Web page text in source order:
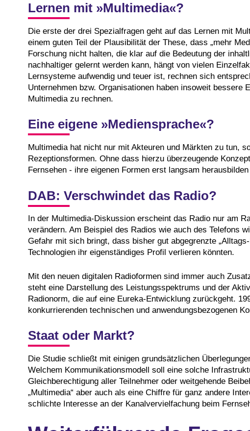
Lernen mit »Multimedia«?
Die erste der drei Spezialfragen geht auf das Lernen mit
einem guten Teil der Plausibilität der These, dass „mehr
Forschung nicht halten, die klar auf die Bedeutung der
nachhaltiger gelernt werden kann, hängt von vielen
Lernsysteme aufwendig und teuer ist, rechnen sich
Unternehmen bzw. Organisationen haben insoweit
Multimedia zu rechnen.
Eine eigene »Mediensprache«?
Multimedia hat nicht nur mit Akteuren und Märkten zu tun,
Rezeptionsformen. Ohne dass hierzu überzeugende
Fernsehen - ihre eigenen Formen erst langsam
DAB: Verschwindet das Radio?
In der Multimedia-Diskussion erscheint das Radio nur am
verändern. Am Beispiel des Radios wie auch des Telefons
Gefahr mit sich bringt, dass bisher gut abgegrenzte
Technologien ihr eigenständiges Profil verlieren könnten.
Mit den neuen digitalen Radioformen sind immer auch
steht eine Darstellung des Leistungsspektrums und der
Radionorm, die auf eine Eureka-Entwicklung zurückgeht.
konkurrierenden technischen und anwendungsbezogenen
Staat oder Markt?
Die Studie schließt mit einigen grundsätzlichen
Welchem Kommunikationsmodell soll eine solche
Gleichberechtigung aller Teilnehmer oder weitgehende
„Multimedia“ aber auch als eine Chiffre für ganz andere
schlichte Interesse an der Kanalvervielfachung beim